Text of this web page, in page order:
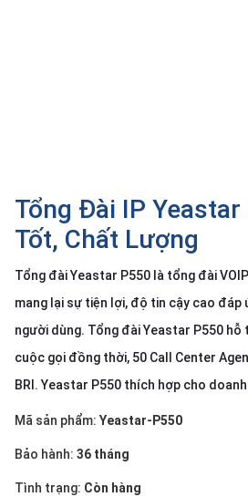
Tổng Đài IP Yeastar
Tốt, Chất Lượng
Tổng đài Yeastar P550 là tổng đài
mang lại sự tiện lợi, độ tin cậy cao đáp
người dùng. Tổng đài Yeastar P550 hỗ
cuộc gọi đồng thời, 50 Call Center
BRI. Yeastar P550 thích hợp cho
Mã sản phẩm: Yeastar-P550
Bảo hành: 36 tháng
Tình trạng: Còn hàng
Dịch
trợ
Tin
Liên
hệ
thiệu
NGÔN
NGỮ